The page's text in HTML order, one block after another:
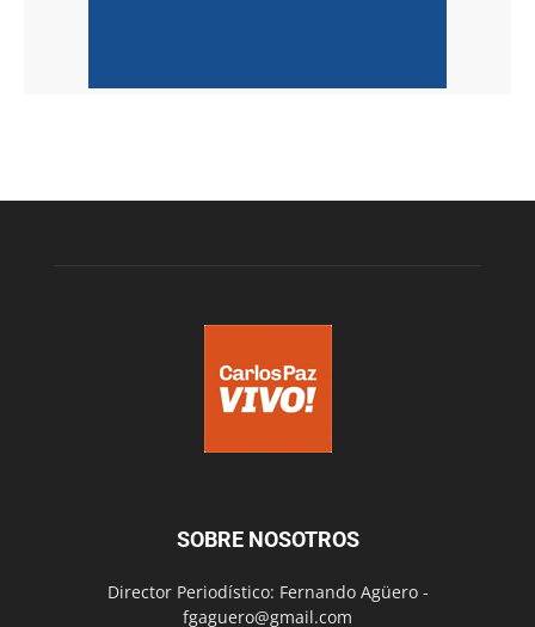
SOBRE NOSOTROS
Director Periodístico: Fernando Agüero -
fgaguero@gmail.com